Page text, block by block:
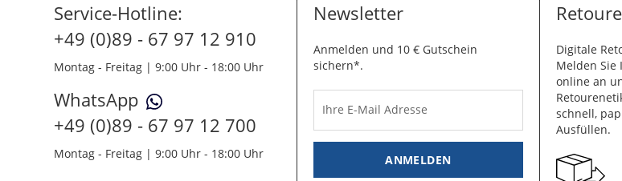
Service-Hotline:
+49 (0)89 - 67 97 12 910
Montag - Freitag | 9:00 Uhr - 18:00 Uhr
WhatsApp
+49 (0)89 - 67 97 12 700
Montag - Freitag | 9:00 Uhr - 18:00 Uhr
Newsletter
Anmelden und 10 € Gutschein
sichern*.
Ihre E-Mail Adresse
ANMELDEN
Digitale
Melden Sie
online an
schnell,
Ausfüllen.